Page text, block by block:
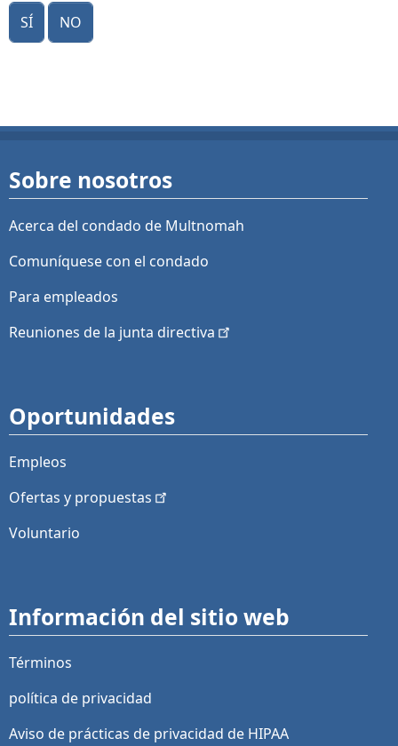
Sí No
Sobre nosotros
Acerca del condado de Multnomah
Comuníquese con el condado
Para empleados
Reuniones de la junta directiva
Oportunidades
Empleos
Ofertas y propuestas
Voluntario
Información del sitio web
Términos
política de privacidad
Aviso de prácticas de privacidad de HIPAA